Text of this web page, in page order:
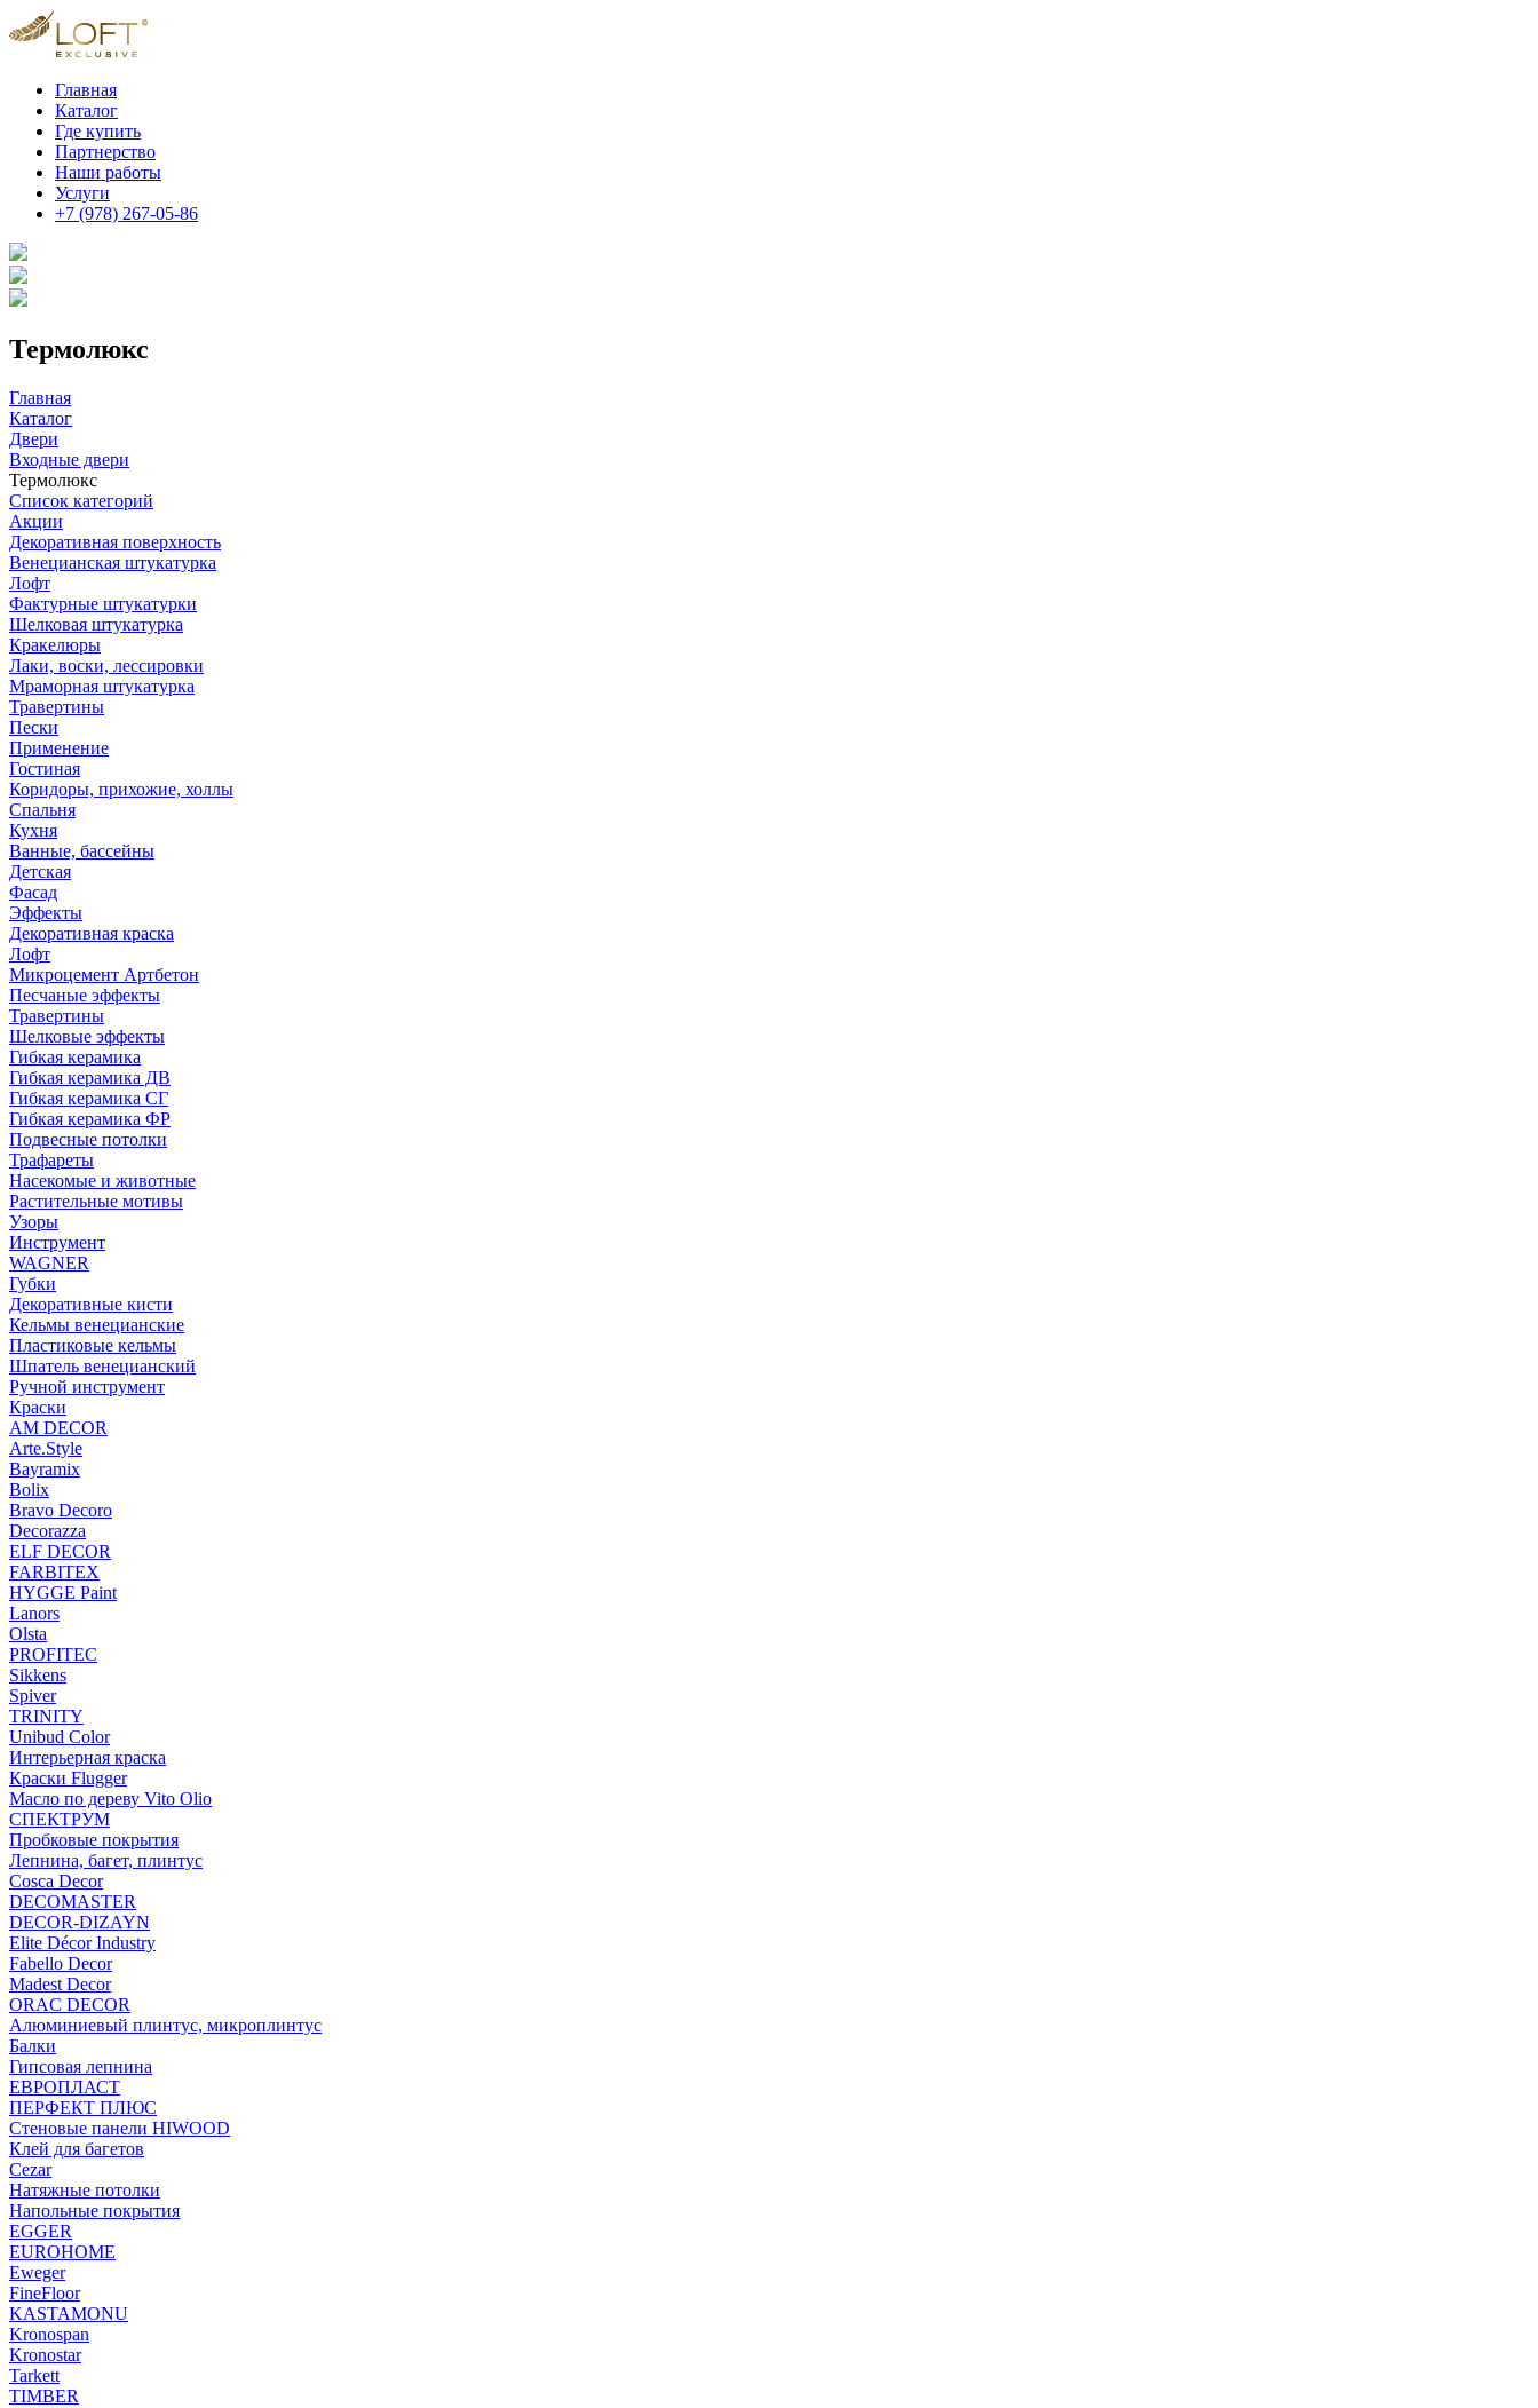
Главная
Каталог
Где купить
Партнерство
Наши работы
Услуги
+7 (978) 267-05-86
Термолюкс
Главная
Каталог
Двери
Входные двери
Термолюкс
Список категорий
Акции
Декоративная поверхность
Венецианская штукатурка
Лофт
Фактурные штукатурки
Шелковая штукатурка
Кракелюры
Лаки, воски, лессировки
Мраморная штукатурка
Травертины
Пески
Применение
Гостиная
Коридоры, прихожие, холлы
Спальня
Кухня
Ванные, бассейны
Детская
Фасад
Эффекты
Декоративная краска
Лофт
Микроцемент Артбетон
Песчаные эффекты
Травертины
Шелковые эффекты
Гибкая керамика
Гибкая керамика ДВ
Гибкая керамика СГ
Гибкая керамика ФР
Подвесные потолки
Трафареты
Насекомые и животные
Растительные мотивы
Узоры
Инструмент
WAGNER
Губки
Декоративные кисти
Кельмы венецианские
Пластиковые кельмы
Шпатель венецианский
Ручной инструмент
Краски
AM DECOR
Arte.Style
Bayramix
Bolix
Bravo Decoro
Decorazza
ELF DECOR
FARBITEX
HYGGE Paint
Lanors
Olsta
PROFITEC
Sikkens
Spiver
TRINITY
Unibud Color
Интерьерная краска
Краски Flugger
Масло по дереву Vito Olio
СПЕКТРУМ
Пробковые покрытия
Лепнина, багет, плинтус
Cosca Decor
DECOMASTER
DECOR-DIZAYN
Elite Décor Industry
Fabello Decor
Madest Decor
ORAC DECOR
Алюминиевый плинтус, микроплинтус
Балки
Гипсовая лепнина
ЕВРОПЛАСТ
ПЕРФЕКТ ПЛЮС
Стеновые панели HIWOOD
Клей для багетов
Cezar
Натяжные потолки
Напольные покрытия
EGGER
EUROHOME
Eweger
FineFloor
KASTAMONU
Kronospan
Kronostar
Tarkett
TIMBER